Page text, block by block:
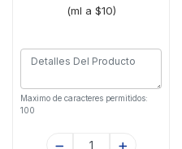
(ml a $10)
Maximo de caracteres permitidos:
100